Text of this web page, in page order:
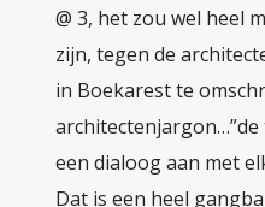
@ 3, het zou wel heel
zijn, tegen de
in Boekarest te
een dialoog aan met
Dat is een heel